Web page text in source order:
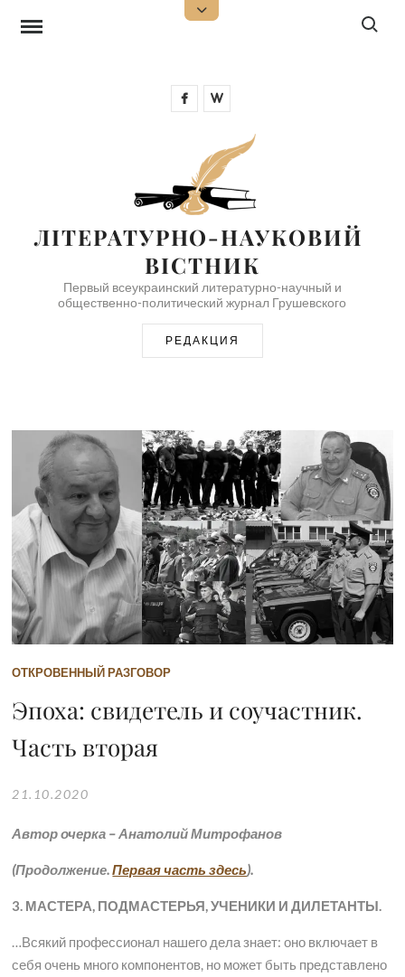
Открыть
Поиск:
FacebookWikipedia
ЛІТЕРАТУРНО-НАУКОВИЙ
ВІСТНИК
Первый всеукраинский литературно-научный и
общественно-политический журнал Грушевского
РЕДАКЦИЯ
ОТКРОВЕННЫЙ РАЗГОВОР
Эпоха: свидетель и соучастник.
Часть вторая
21.10.2020
Автор очерка – Анатолий Митрофанов
(Продолжение.Первая часть здесь).
3. МАСТЕРА, ПОДМАСТЕРЬЯ, УЧЕНИКИ И ДИЛЕТАНТЫ.
…Всякий профессионал нашего дела знает: оно включает в
себя очень много компонентов, но может быть представлено